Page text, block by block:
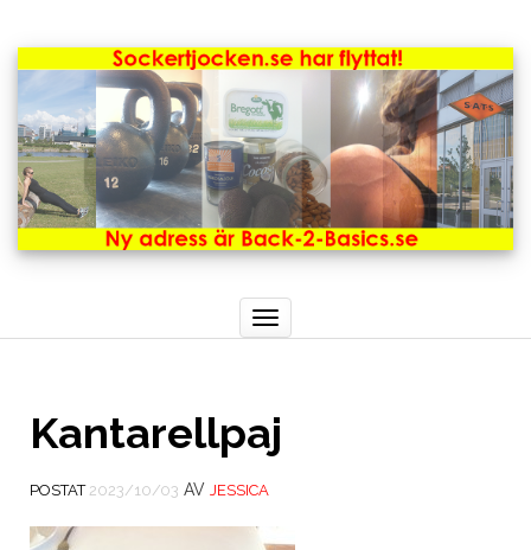
Toggle
navigation
Kantarellpaj
POSTAT 2023/10/03 AV JESSICA